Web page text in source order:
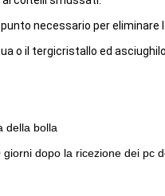
necessario per eliminare
o il tergicristallo ed
della bolla
giorni dopo la ricezione dei pc